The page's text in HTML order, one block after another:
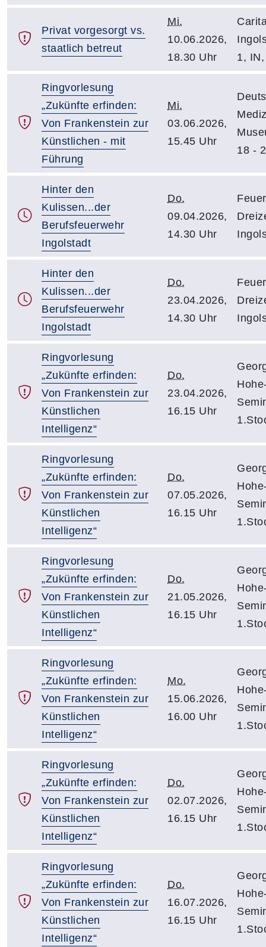
Privat vorgesorgt vs.
staatlich betreut
Mi.
10.06.2026,
18.30 Uhr
1,
Ringvorlesung
„Zukünfte erfinden:
Von Frankenstein zur
Künstlichen - mit
Führung
Mi.
03.06.2026,
15.45 Uhr
18 -
Hinter den
Kulissen...der
Berufsfeuerwehr
Ingolstadt
Do.
09.04.2026,
14.30 Uhr
Hinter den
Kulissen...der
Berufsfeuerwehr
Ingolstadt
Do.
23.04.2026,
14.30 Uhr
Ringvorlesung
„Zukünfte erfinden:
Von Frankenstein zur
Künstlichen
Intelligenz“
Do.
23.04.2026,
16.15 Uhr
Ringvorlesung
„Zukünfte erfinden:
Von Frankenstein zur
Künstlichen
Intelligenz“
Do.
07.05.2026,
16.15 Uhr
Ringvorlesung
„Zukünfte erfinden:
Von Frankenstein zur
Künstlichen
Intelligenz“
Do.
21.05.2026,
16.15 Uhr
Ringvorlesung
„Zukünfte erfinden:
Von Frankenstein zur
Künstlichen
Intelligenz“
Mo.
15.06.2026,
16.00 Uhr
Ringvorlesung
„Zukünfte erfinden:
Von Frankenstein zur
Künstlichen
Intelligenz“
Do.
02.07.2026,
16.15 Uhr
Ringvorlesung
„Zukünfte erfinden:
Von Frankenstein zur
Künstlichen
Intelligenz“
Do.
16.07.2026,
16.15 Uhr